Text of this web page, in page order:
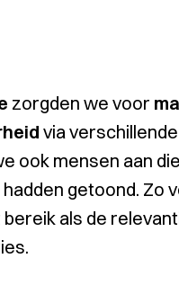
zorgden we voor
via
ook mensen aan
getoond. Zo
als de